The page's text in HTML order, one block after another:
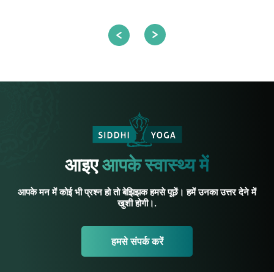
आइएआपके स्वास्थ्य में
आपके मन में कोई भी प्रश्न हो तो बेझिझक हमसे पूछें। हमें उनका उत्तर देने में
खुशी होगी।.
हमसे संपर्क करें